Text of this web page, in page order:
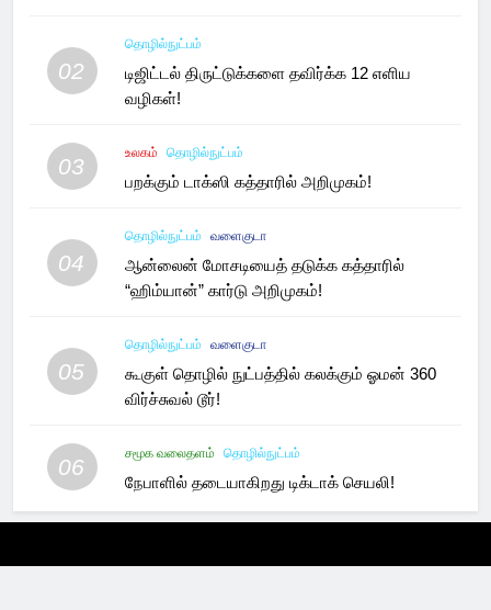
02
தொழில்நுட்பம்
டிஜிட்டல் திருட்டுக்களை தவிர்க்க 12 எளிய
வழிகள்!
03
உலகம் தொழில்நுட்பம்
பறக்கும் டாக்ஸி கத்தாரில் அறிமுகம்!
04
தொழில்நுட்பம் வளைகுடா
ஆன்லைன் மோசடியைத் தடுக்க கத்தாரில்
“ஹிம்யான்” கார்டு அறிமுகம்!
05
தொழில்நுட்பம் வளைகுடா
கூகுள் தொழில் நுட்பத்தில் கலக்கும் ஓமன் 360
விர்ச்சுவல் டூர்!
06
சமூக வலைதளம் தொழில்நுட்பம்
நேபாளில் தடையாகிறது டிக்டாக் செயலி!